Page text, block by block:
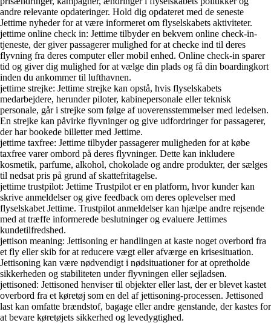
andre relevante opdateringer. Hold dig opdateret med de seneste
Jettime nyheder for at være informeret om flyselskabets aktiviteter.
jettime online check in: Jettime tilbyder en bekvem online check-in-
tjeneste, der giver passagerer mulighed for at checke ind til deres
flyvning fra deres computer eller mobil enhed. Online check-in sparer
tid og giver dig mulighed for at vælge din plads og få din boardingkort
inden du ankommer til lufthavnen.
jettime strejke: Jettime strejke kan opstå, hvis flyselskabets
medarbejdere, herunder piloter, kabinepersonale eller teknisk
personale, går i strejke som følge af uoverensstemmelser med ledelsen.
En strejke kan påvirke flyvninger og give udfordringer for passagerer,
der har bookede billetter med Jettime.
jettime taxfree: Jettime tilbyder passagerer muligheden for at købe
taxfree varer ombord på deres flyvninger. Dette kan inkludere
kosmetik, parfume, alkohol, chokolade og andre produkter, der sælges
til nedsat pris på grund af skattefritagelse.
jettime trustpilot: Jettime Trustpilot er en platform, hvor kunder kan
skrive anmeldelser og give feedback om deres oplevelser med
flyselskabet Jettime. Trustpilot anmeldelser kan hjælpe andre rejsende
med at træffe informerede beslutninger og evaluere Jettimes
kundetilfredshed.
jettison meaning: Jettisoning er handlingen at kaste noget overbord fra
et fly eller skib for at reducere vægt eller afværge en krisesituation.
Jettisoning kan være nødvendigt i nødsituationer for at opretholde
sikkerheden og stabiliteten under flyvningen eller sejladsen.
jettisoned: Jettisoned henviser til objekter eller last, der er blevet kastet
overbord fra et køretøj som en del af jettisoning-processen. Jettisoned
last kan omfatte brændstof, bagage eller andre genstande, der kastes for
at bevare køretøjets sikkerhed og levedygtighed.